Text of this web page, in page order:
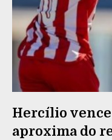
Hercílio vence
aproxima do